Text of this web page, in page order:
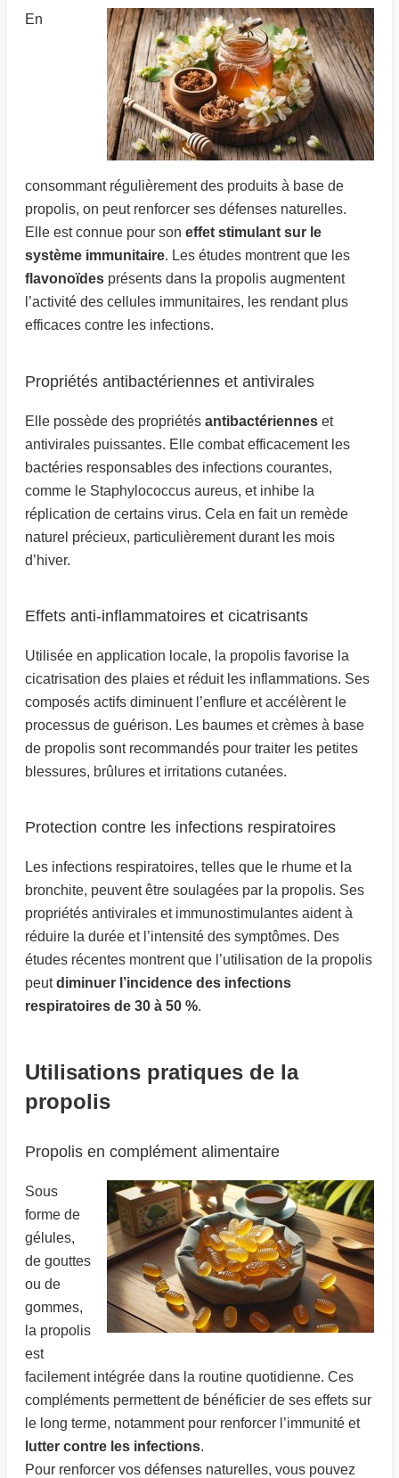
En
consommant régulièrement des produits à base de
propolis, on peut renforcer ses défenses naturelles.
Elle est connue pour son effet stimulant sur le
système immunitaire. Les études montrent que les
flavonoïdes présents dans la propolis augmentent
l’activité des cellules immunitaires, les rendant plus
efficaces contre les infections.
Propriétés antibactériennes et antivirales
Elle possède des propriétés antibactériennes et
antivirales puissantes. Elle combat efficacement les
bactéries responsables des infections courantes,
comme le Staphylococcus aureus, et inhibe la
réplication de certains virus. Cela en fait un remède
naturel précieux, particulièrement durant les mois
d’hiver.
Effets anti-inflammatoires et cicatrisants
Utilisée en application locale, la propolis favorise la
cicatrisation des plaies et réduit les inflammations. Ses
composés actifs diminuent l’enflure et accélèrent le
processus de guérison. Les baumes et crèmes à base
de propolis sont recommandés pour traiter les petites
blessures, brûlures et irritations cutanées.
Protection contre les infections respiratoires
Les infections respiratoires, telles que le rhume et la
bronchite, peuvent être soulagées par la propolis. Ses
propriétés antivirales et immunostimulantes aident à
réduire la durée et l’intensité des symptômes. Des
études récentes montrent que l’utilisation de la propolis
peutdiminuer l’incidence des infections
respiratoires de 30 à 50 %.
Utilisations pratiques de la
propolis
Propolis en complément alimentaire
Sous
forme de
gélules,
de gouttes
ou de
gommes,
la propolis
est
facilement intégrée dans la routine quotidienne. Ces
compléments permettent de bénéficier de ses effets sur
le long terme, notamment pour renforcer l’immunité et
lutter contre les infections.
Pour renforcer vos défenses naturelles, vous pouvez